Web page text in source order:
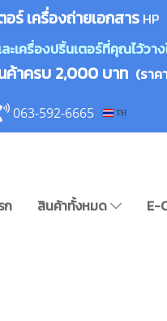
อร์ เครื่องถ่ายเอกสาร HP
เครื่องปริ้นเตอร์ที่คุณไว้วา
ค้าครบ 2,000 บาท (รา
063-592-6665 TH
ก สินค้าทั้งหมด E-